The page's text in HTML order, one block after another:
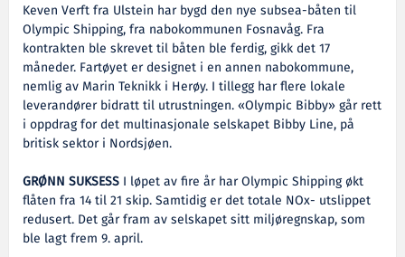
Keven Verft fra Ulstein har bygd den nye subsea-båten til
Olympic Shipping, fra nabokommunen Fosnavåg. Fra
kontrakten ble skrevet til båten ble ferdig, gikk det 17
måneder. Fartøyet er designet i en annen nabokommune,
nemlig av Marin Teknikk i Herøy. I tillegg har flere lokale
leverandører bidratt til utrustningen. «Olympic Bibby» går rett
i oppdrag for det multinasjonale selskapet Bibby Line, på
britisk sektor i Nordsjøen.
GRØNN SUKSESS I løpet av fire år har Olympic Shipping økt
flåten fra 14 til 21 skip. Samtidig er det totale NOx- utslippet
redusert. Det går fram av selskapet sitt miljøregnskap, som
ble lagt frem 9. april.